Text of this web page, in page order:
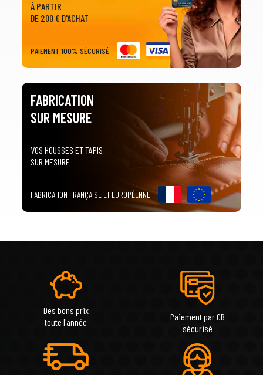
À PARTIR
DE 200 € D'ACHAT
PAIEMENT 100% SÉCURISÉ
FABRICATION
SUR MESURE
VOS HOUSSES ET TAPIS
SUR MESURE
FABRICATION FRANÇAISE ET EUROPÉENNE
Des bons prix
toute l'année
Paiement par CB
sécurisé